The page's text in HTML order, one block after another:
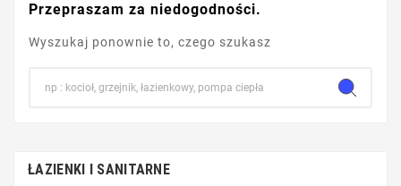
Przepraszam za niedogodności.
Wyszukaj ponownie to, czego szukasz
ŁAZIENKI I SANITARNE